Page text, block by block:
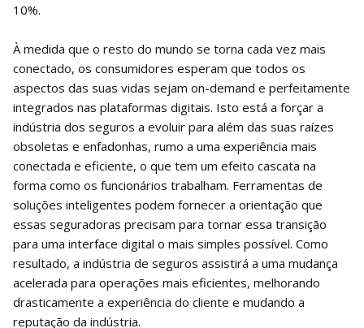
10%.
À medida que o resto do mundo se torna cada vez mais
conectado, os consumidores esperam que todos os
aspectos das suas vidas sejam on-demand e perfeitamente
integrados nas plataformas digitais. Isto está a forçar a
indústria dos seguros a evoluir para além das suas raízes
obsoletas e enfadonhas, rumo a uma experiência mais
conectada e eficiente, o que tem um efeito cascata na
forma como os funcionários trabalham. Ferramentas de
soluções inteligentes podem fornecer a orientação que
essas seguradoras precisam para tornar essa transição
para uma interface digital o mais simples possível. Como
resultado, a indústria de seguros assistirá a uma mudança
acelerada para operações mais eficientes, melhorando
drasticamente a experiência do cliente e mudando a
reputação da indústria.